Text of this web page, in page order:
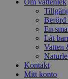
Om vattenlek
Berörd
En
Låt
Vatten
Kontakt
Mitt konto